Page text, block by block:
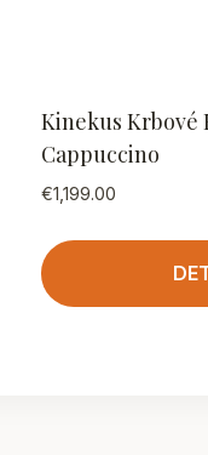
Kinekus Krbové
Cappuccino
€1,199.00